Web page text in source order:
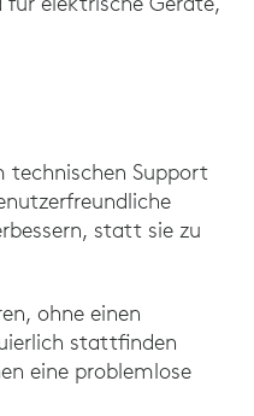
technischen Support
statt sie zu
ohne einen
stattfinden
eine problemlose